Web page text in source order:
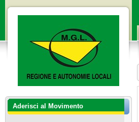
Aderisci al Movimento